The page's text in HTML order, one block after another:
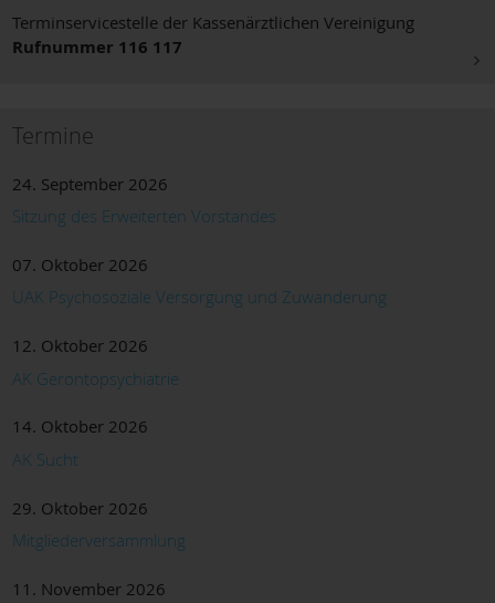
Terminservicestelle der Kassenärztlichen Vereinigung
Rufnummer 116 117
Termine
24. September 2026
Sitzung des Erweiterten Vorstandes
07. Oktober 2026
UAK Psychosoziale Versorgung und Zuwanderung
12. Oktober 2026
AK Gerontopsychiatrie
14. Oktober 2026
AK Sucht
29. Oktober 2026
Mitgliederversammlung
11. November 2026